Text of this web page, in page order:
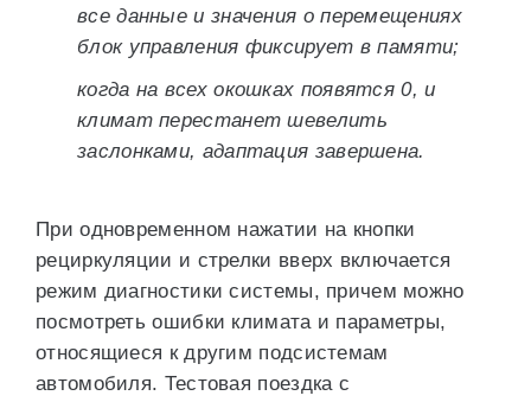
все данные и значения о перемещениях
блок управления фиксирует в памяти;
когда на всех окошках появятся 0, и
климат перестанет шевелить
заслонками, адаптация завершена.
При одновременном нажатии на кнопки
рециркуляции и стрелки вверх включается
режим диагностики системы, причем можно
посмотреть ошибки климата и параметры,
относящиеся к другим подсистемам
автомобиля. Тестовая поездка с